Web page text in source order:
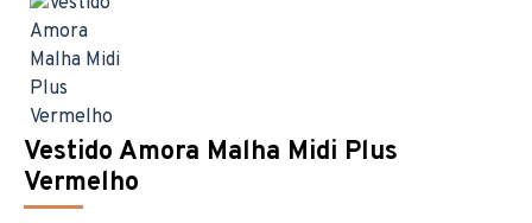
Vestido Amora Malha Midi Plus
Vermelho